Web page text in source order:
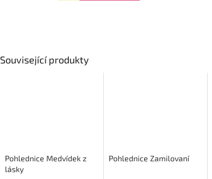
Související produkty
Pohlednice Medvídek z
lásky
Pohlednice Zamilovaní